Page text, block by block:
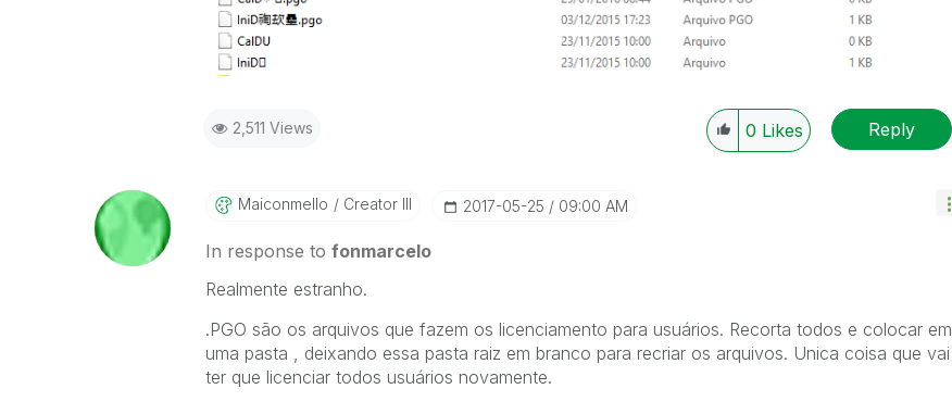
2,511 Views 0 Likes Reply
Maiconmello Creator III ‎2017-05-25 09:00 AM
In response to fonmarcelo
Realmente estranho.
.PGO são os arquivos que fazem os licenciamento para usuários. Recorta todos e colocar em
uma pasta , deixando essa pasta raiz em branco para recriar os arquivos. Unica coisa que vai
ter que licenciar todos usuários novamente.